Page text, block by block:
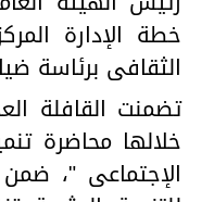
خطة الإدارة
الثقافى برئاسة
تضمنت القافلة
خلالها محاضرة
الإجتماعى "،